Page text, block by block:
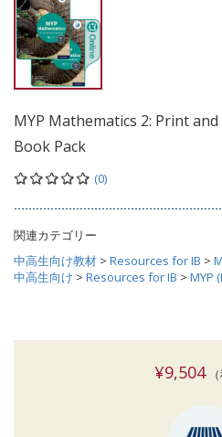
MYP Mathematics 2: Print
Book Pack
(0)
関連カテゴリー
中高生向け教材 > Resources for IB >
中高生向け > Resources for IB > MYP
¥9,504（